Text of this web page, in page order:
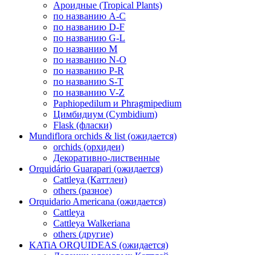
Ароидные (Tropical Plants)
по названию A-C
по названию D-F
по названию G-L
по названию M
по названию N-O
по названию P-R
по названию S-T
по названию V-Z
Paphiopedilum и Phragmipedium
Цимбидиум (Cymbidium)
Flask (фласки)
Mundiflora orchids & list (ожидается)
orchids (орхидеи)
Декоративно-лиственные
Orquidário Guarapari (ожидается)
Cattleya (Каттлеи)
others (разное)
Orquidario Americana (ожидается)
Cattleya
Cattleya Walkeriana
others (другие)
KATiA ORQUIDEAS (ожидается)